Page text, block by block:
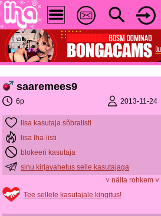
saaremees9
6p 2013-11-24
lisa kasutaja sõbralisti
lisa Iha-listi
blokeeri kasutaja
sinu kirjavahetus selle kasutajaga
˅ näita rohkem ˅
Tee sellele kasutajale kingitus!